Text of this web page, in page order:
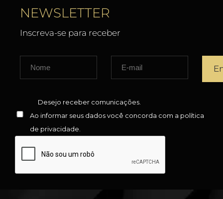
NEWSLETTER
Inscreva-se para receber
Desejo receber comunicações.
Ao informar seus dados você concorda com a política
de privacidade